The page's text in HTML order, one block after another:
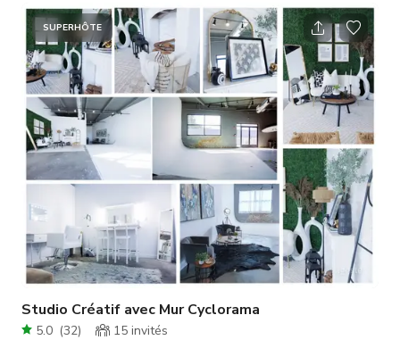
avec nous, un hôte de studio sera disponible par téléphone
jusqu'à 10 minutes avant le début de votre réservation. Ce
studio est un espace créatif de 3000 pieds carrés conçu pour
la photographie et la vidéographie. La scène présente des
murs en bois b
SUPERHÔTE
Studio Créatif avec Mur Cyclorama
5.0 (32) 15 invités